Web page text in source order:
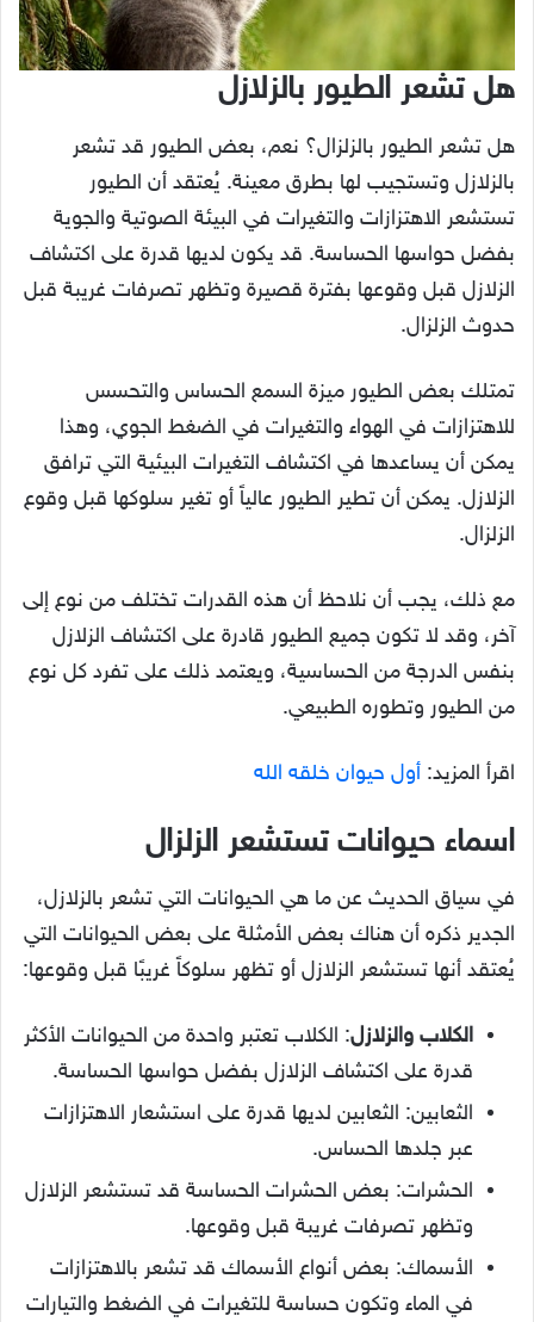
هل تشعر الطيور بالزلازل
هل تشعر الطيور بالزلزال؟ نعم، بعض الطيور قد تشعر
بالزلازل وتستجيب لها بطرق معينة. يُعتقد أن الطيور
تستشعر الاهتزازات والتغيرات في البيئة الصوتية والجوية
بفضل حواسها الحساسة. قد يكون لديها قدرة على اكتشاف
الزلازل قبل وقوعها بفترة قصيرة وتظهر تصرفات غريبة قبل
حدوث الزلزال.
تمتلك بعض الطيور ميزة السمع الحساس والتحسس
للاهتزازات في الهواء والتغيرات في الضغط الجوي، وهذا
يمكن أن يساعدها في اكتشاف التغيرات البيئية التي ترافق
الزلازل. يمكن أن تطير الطيور عالياً أو تغير سلوكها قبل وقوع
الزلزال.
مع ذلك، يجب أن نلاحظ أن هذه القدرات تختلف من نوع إلى
آخر، وقد لا تكون جميع الطيور قادرة على اكتشاف الزلازل
بنفس الدرجة من الحساسية، ويعتمد ذلك على تفرد كل نوع
من الطيور وتطوره الطبيعي.
اقرأ المزيد: أول حيوان خلقه الله
اسماء حيوانات تستشعر الزلزال
في سياق الحديث عن ما هي الحيوانات التي تشعر بالزلازل،
الجدير ذكره أن هناك بعض الأمثلة على بعض الحيوانات التي
يُعتقد أنها تستشعر الزلازل أو تظهر سلوكاً غريبًا قبل وقوعها:
الكلاب والزلازل: الكلاب تعتبر واحدة من الحيوانات الأكثر
قدرة على اكتشاف الزلازل بفضل حواسها الحساسة.
الثعابين: الثعابين لديها قدرة على استشعار الاهتزازات
عبر جلدها الحساس.
الحشرات: بعض الحشرات الحساسة قد تستشعر الزلازل
وتظهر تصرفات غريبة قبل وقوعها.
الأسماك: بعض أنواع الأسماك قد تشعر بالاهتزازات
في الماء وتكون حساسة للتغيرات في الضغط والتيارات